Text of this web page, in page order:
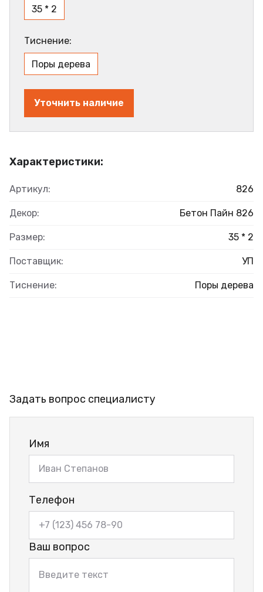
Характеристики:
Артикул: 826
Декор: Бетон Пайн 826
Размер: 35 * 2
Поставщик: УП
Тиснение: Поры дерева
35 * 2
Тиснение:
Поры дерева
Уточнить наличие
Задать вопрос специалисту
Имя
Телефон
Ваш вопрос